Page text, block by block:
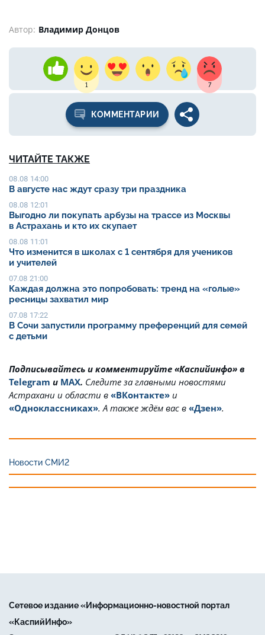
Автор: Владимир Донцов
1 7
КОММЕНТАРИИ
ЧИТАЙТЕ ТАКЖЕ
08.08 14:00
В августе нас ждут сразу три праздника
08.08 12:01
Выгодно ли покупать арбузы на трассе из Москвы
в Астрахань и кто их скупает
08.08 11:01
Что изменится в школах с 1 сентября для учеников
и учителей
07.08 21:00
Каждая должна это попробовать: тренд на «голые»
ресницы захватил мир
07.08 17:22
В Сочи запустили программу преференций для семей
с детьми
Подписывайтесь и комментируйте «Каспийинфо» в
Telegram и MAX. Cледите за главными новостями
Астрахани и области в «ВКонтакте» и
«Одноклассниках». А также ждём вас в «Дзен».
Новости СМИ2
Сетевое издание «Информационно-новостной портал
«КаспийИнфо»